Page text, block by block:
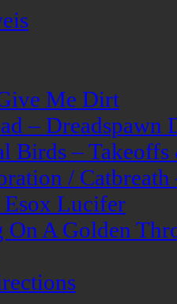
Me Dirt
– Dreadspawn
Birds –
/
Esox Lucifer
On A Golden